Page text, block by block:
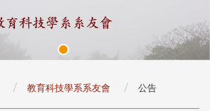
教育科技學系系友會 公告